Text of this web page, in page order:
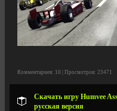
Комментариев: 10 | Просмотров: 23471
Скачать игру Humvee
русская версия